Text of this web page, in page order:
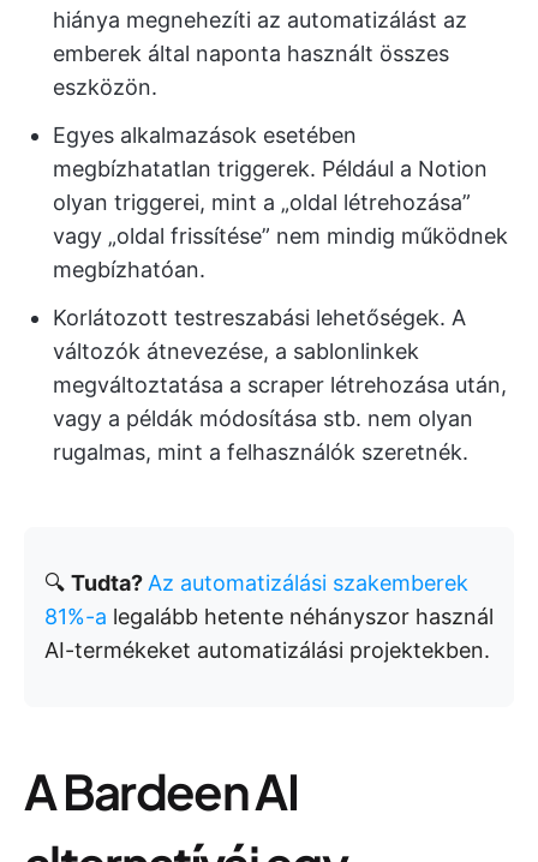
hiánya megnehezíti az automatizálást az
emberek által naponta használt összes
eszközön.
Egyes alkalmazások esetében
megbízhatatlan triggerek. Például a Notion
olyan triggerei, mint a „oldal létrehozása”
vagy „oldal frissítése” nem mindig működnek
megbízhatóan.
Korlátozott testreszabási lehetőségek. A
változók átnevezése, a sablonlinkek
megváltoztatása a scraper létrehozása után,
vagy a példák módosítása stb. nem olyan
rugalmas, mint a felhasználók szeretnék.
🔍 Tudta? Az automatizálási szakemberek
81%-a legalább hetente néhányszor használ
AI-termékeket automatizálási projektekben.
A Bardeen AI